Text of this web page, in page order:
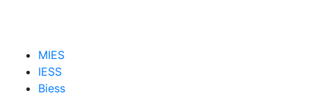
MIES
IESS
Biess